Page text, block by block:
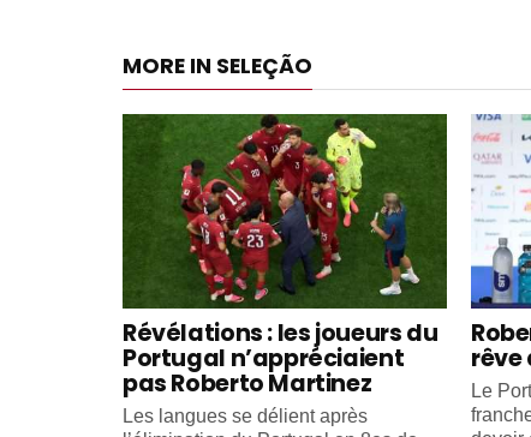
MORE IN SELEÇÃO
Révélations : les joueurs du
Portugal n’appréciaient
pas Roberto Martinez
Les langues se délient après
rêve
Le